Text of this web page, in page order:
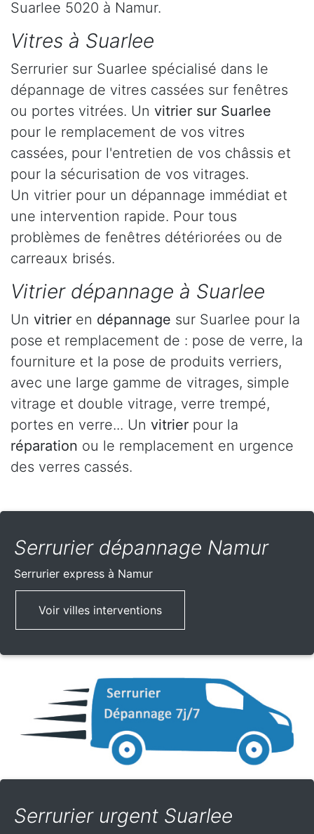
Suarlee 5020 à Namur.
Vitres à Suarlee
Serrurier sur Suarlee spécialisé dans le
dépannage de vitres cassées sur fenêtres
ou portes vitrées. Un vitrier sur Suarlee
pour le remplacement de vos vitres
cassées, pour l'entretien de vos châssis et
pour la sécurisation de vos vitrages.
Un vitrier pour un dépannage immédiat et
une intervention rapide. Pour tous
problèmes de fenêtres détériorées ou de
carreaux brisés.
Vitrier dépannage à Suarlee
Un vitrier en dépannage sur Suarlee pour la
pose et remplacement de : pose de verre, la
fourniture et la pose de produits verriers,
avec une large gamme de vitrages, simple
vitrage et double vitrage, verre trempé,
portes en verre... Un vitrier pour la
réparation ou le remplacement en urgence
des verres cassés.
Serrurier dépannage Namur
Serrurier express à Namur
Voir villes interventions
Serrurier urgent Suarlee